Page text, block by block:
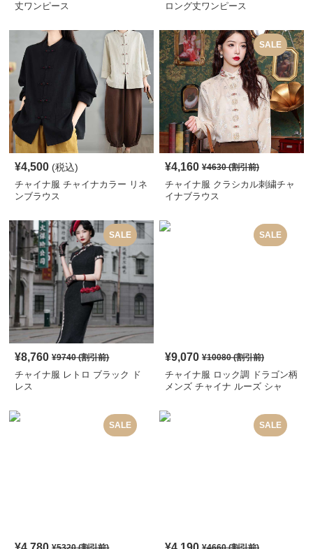
丈ワンピース
ロング丈ワンピース
¥4,500 (税込)
チャイナ服 チャイナカラー リネ
ンブラウス
SALE
¥4,160 ¥4630(割引前)
チャイナ服 クラシカル刺繍チャ
イナブラウス
SALE
¥8,760 ¥9740(割引前)
チャイナ服 レトロ ブラック ド
レス
SALE
¥9,070 ¥10080(割引前)
チャイナ服 ロック調 ドラゴン柄
メンズ チャイナ ルーズ シャ
SALE SALE